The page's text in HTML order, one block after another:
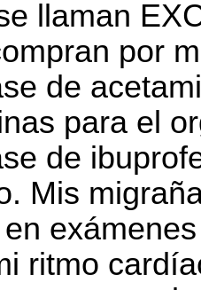
llaman
por
de
para el
de
Mis
ritmo